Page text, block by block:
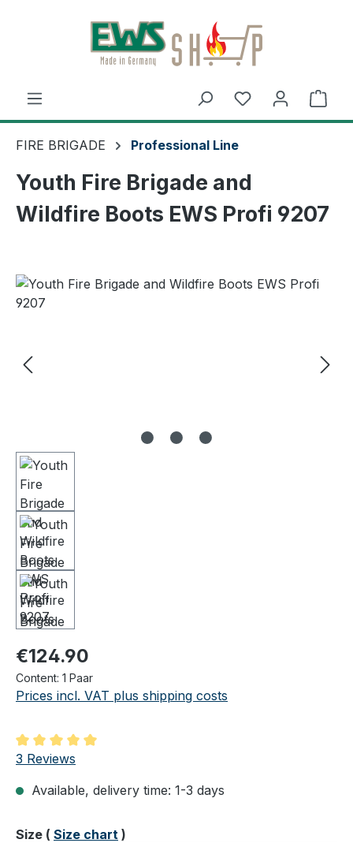
Skip to main content
FIRE BRIGADE Professional Line
Youth Fire Brigade and
Wildfire Boots EWS Profi 9207
Regular price:
€124.90
Content: 1 Paar
Prices incl. VAT plus shipping costs
Average rating of 5 out of 5 stars
3 Reviews
Available, delivery time: 1-3 days
Select
Size ( Size chart )